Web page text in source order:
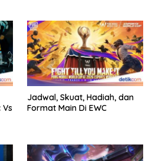
Vs
Jadwal, Skuat, Hadiah, dan
Format Main Di EWC